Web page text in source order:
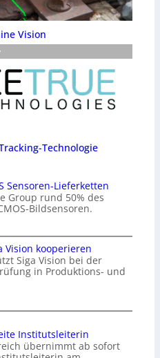
Vision
Technologie
Sensoren-Lieferketten
Group rund 50% des
Bildsensoren.
Vision kooperieren
Siga Vision bei der
in Produktions- und
Institutsleiterin
übernimmt ab sofort